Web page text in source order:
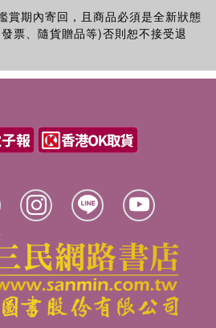
賞期內寄回，且商品必須是全新狀態
票、隨貨贈品等)否則恕不接受退